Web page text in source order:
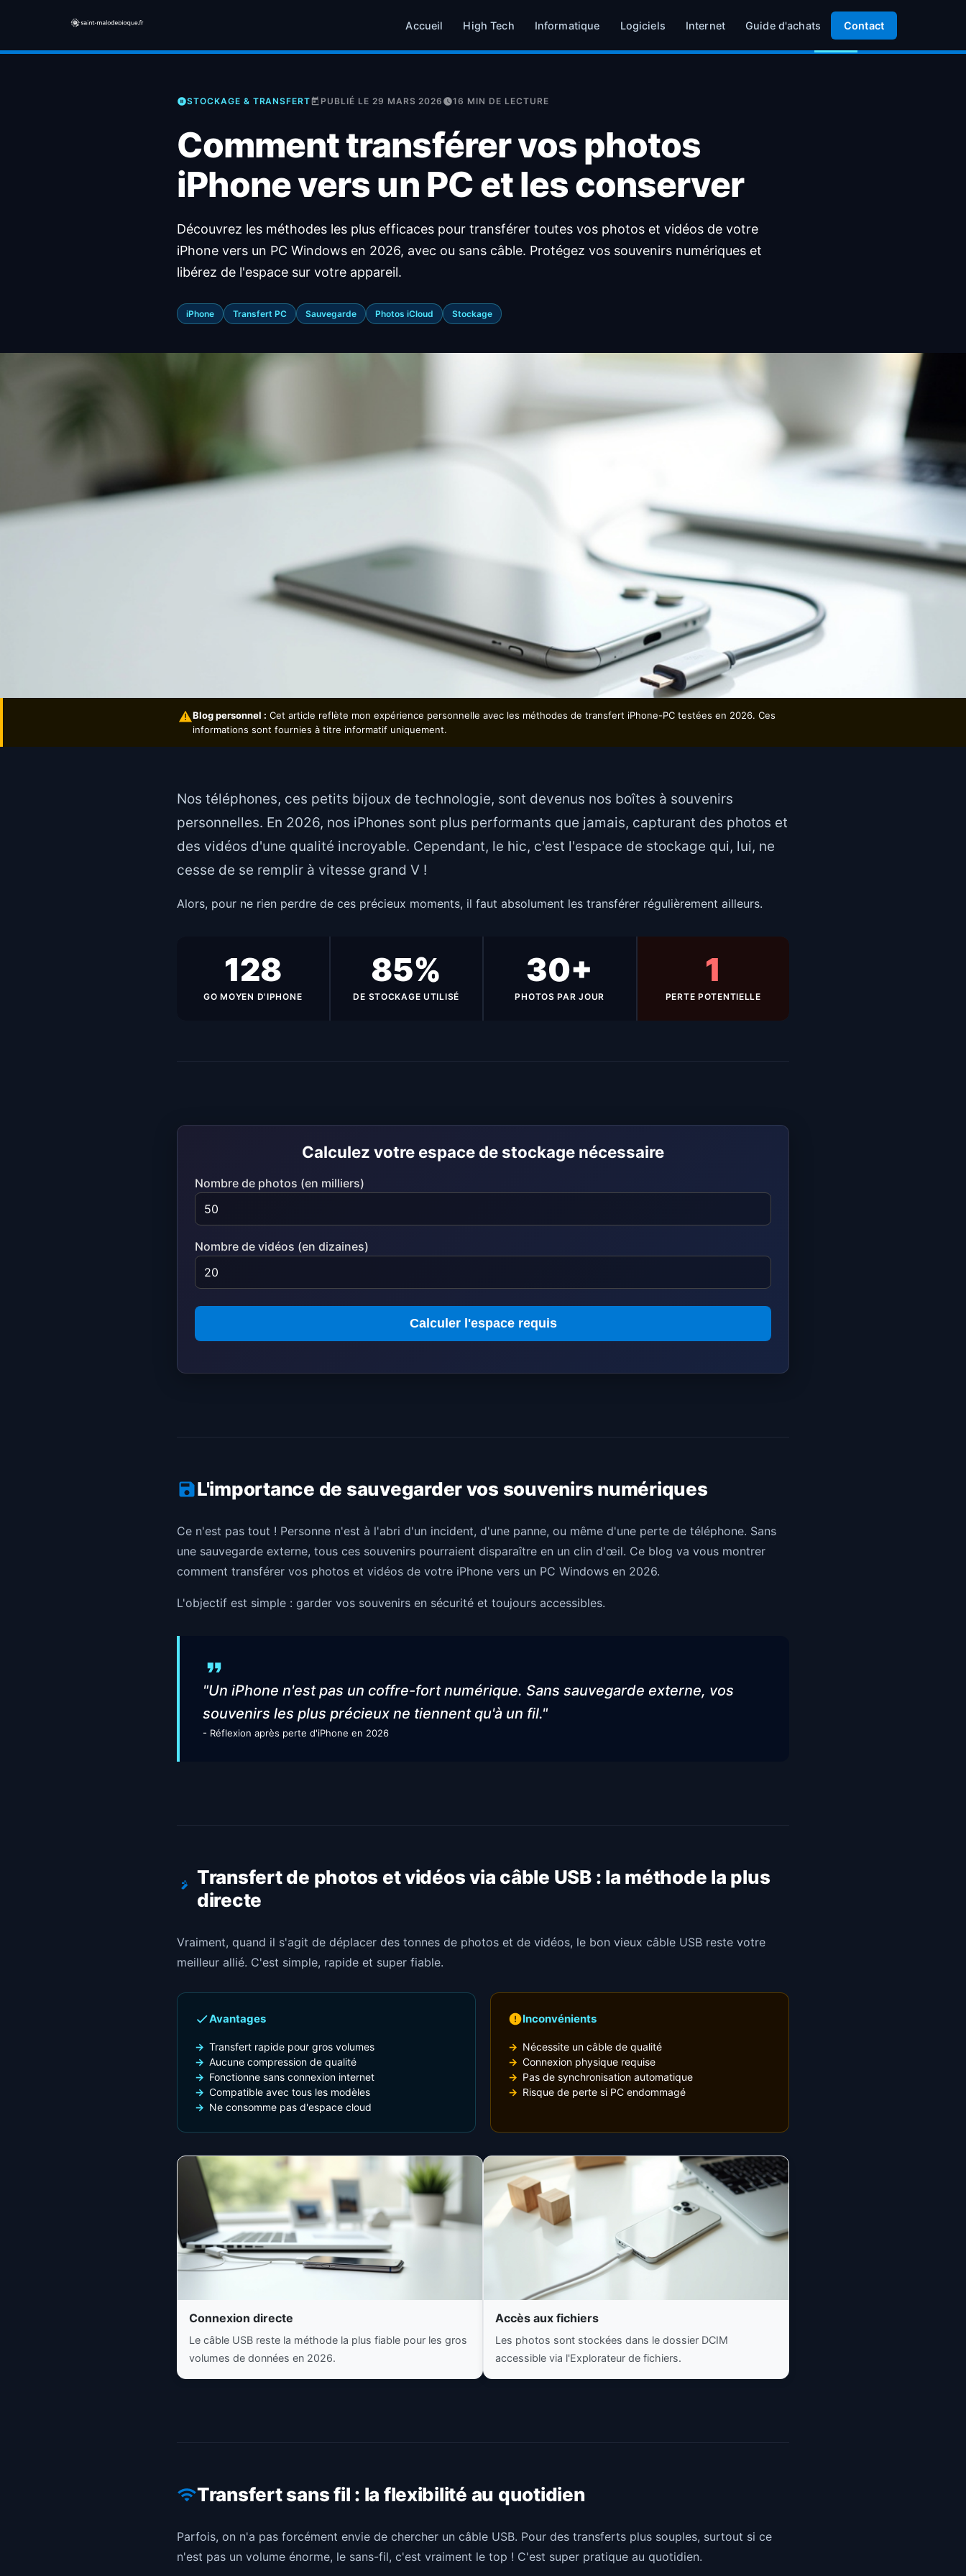
Accueil High Tech Informatique Logiciels Internet Guide d'achats Contact
STOCKAGE & TRANSFERT PUBLIÉ LE 29 MARS 2026 16 MIN DE LECTURE
Comment transférer vos photos
iPhone vers un PC et les conserver
Découvrez les méthodes les plus efficaces pour transférer toutes vos photos et vidéos de votre
iPhone vers un PC Windows en 2026, avec ou sans câble. Protégez vos souvenirs numériques et
libérez de l'espace sur votre appareil.
iPhone Transfert PC Sauvegarde Photos iCloud Stockage
Blog personnel : Cet article reflète mon expérience personnelle avec les méthodes de transfert iPhone-PC testées en 2026. Ces
informations sont fournies à titre informatif uniquement.
Nos téléphones, ces petits bijoux de technologie, sont devenus nos boîtes à souvenirs
personnelles. En 2026, nos iPhones sont plus performants que jamais, capturant des photos et
des vidéos d'une qualité incroyable. Cependant, le hic, c'est l'espace de stockage qui, lui, ne
cesse de se remplir à vitesse grand V !
Alors, pour ne rien perdre de ces précieux moments, il faut absolument les transférer régulièrement ailleurs.
128
GO MOYEN D'IPHONE
85%
DE STOCKAGE UTILISÉ
30+
PHOTOS PAR JOUR
1
PERTE POTENTIELLE
Calculez votre espace de stockage nécessaire
Nombre de photos (en milliers)
Nombre de vidéos (en dizaines)
Calculer l'espace requis
L'importance de sauvegarder vos souvenirs numériques
Ce n'est pas tout ! Personne n'est à l'abri d'un incident, d'une panne, ou même d'une perte de téléphone. Sans
une sauvegarde externe, tous ces souvenirs pourraient disparaître en un clin d'œil. Ce blog va vous montrer
comment transférer vos photos et vidéos de votre iPhone vers un PC Windows en 2026.
L'objectif est simple : garder vos souvenirs en sécurité et toujours accessibles.
"Un iPhone n'est pas un coffre-fort numérique. Sans sauvegarde externe, vos
souvenirs les plus précieux ne tiennent qu'à un fil."
- Réflexion après perte d'iPhone en 2026
Transfert de photos et vidéos via câble USB : la méthode la plus
directe
Vraiment, quand il s'agit de déplacer des tonnes de photos et de vidéos, le bon vieux câble USB reste votre
meilleur allié. C'est simple, rapide et super fiable.
Avantages
Transfert rapide pour gros volumes
Aucune compression de qualité
Fonctionne sans connexion internet
Compatible avec tous les modèles
Ne consomme pas d'espace cloud
Inconvénients
Nécessite un câble de qualité
Connexion physique requise
Pas de synchronisation automatique
Risque de perte si PC endommagé
Connexion directe
Le câble USB reste la méthode la plus fiable pour les gros
volumes de données en 2026.
Accès aux fichiers
Les photos sont stockées dans le dossier DCIM
accessible via l'Explorateur de fichiers.
Transfert sans fil : la flexibilité au quotidien
Parfois, on n'a pas forcément envie de chercher un câble USB. Pour des transferts plus souples, surtout si ce
n'est pas un volume énorme, le sans-fil, c'est vraiment le top ! C'est super pratique au quotidien.